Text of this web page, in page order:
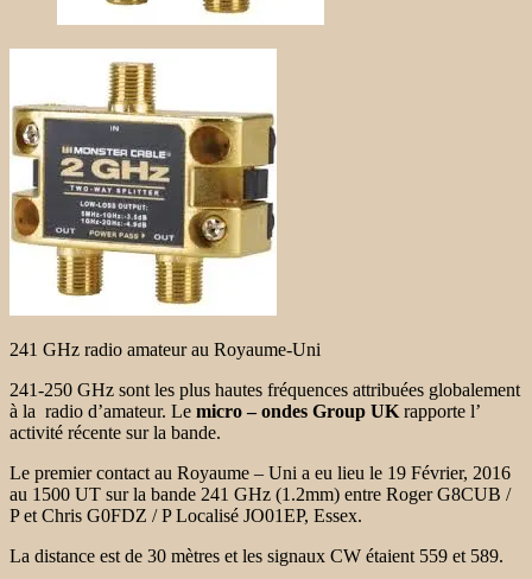
241 GHz radio amateur au Royaume-Uni
241-250 GHz sont les plus hautes fréquences attribuées globalement
à la radio d’amateur. Le micro –ondes Group UK rapporte l’
activité récente sur la bande.
Le premier contact au Royaume – Uni a eu lieu le 19 Février, 2016
au 1500 UT sur la bande 241 GHz (1.2mm) entre Roger G8CUB /
P et Chris G0FDZ / P Localisé JO01EP, Essex.
La distance est de 30 mètres et les signaux CW étaient 559 et 589.